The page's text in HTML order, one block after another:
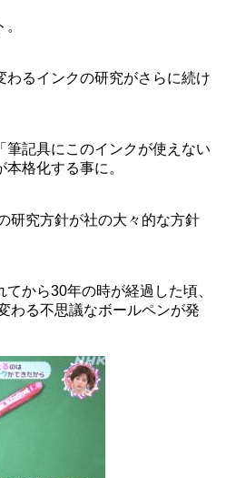
わるインクの研究がさらに続け
筆記具にこのインクが使えない
格化する事に。
研究方針が社の大々的な方針
から30年の時が経過した頃、
わる不思議なボールペンが発